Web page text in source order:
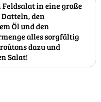
Feldsalat in eine große
Datteln, den
Öl und den
alles sorgfältig
dazu und
Salat!